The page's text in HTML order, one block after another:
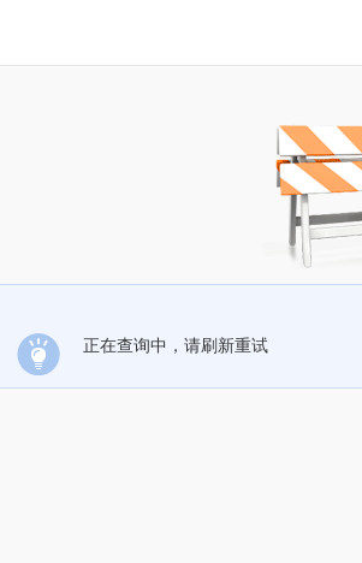
正在查询中，请刷新重试